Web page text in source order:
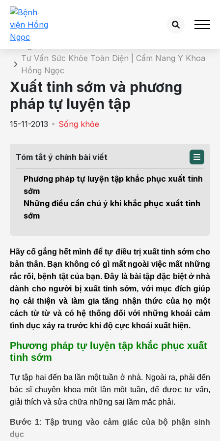
Chi tiết bài tư vấn
Tư Vấn Sức Khỏe Toàn Diện | Cẩm Nang Y Khoa
Hồng Ngọc
Xuất tinh sớm và phương
pháp tự luyện tập
15-11-2013 Sống khỏe
Tóm tắt ý chính bài viết
Phương pháp tự luyện tập khắc phục xuất tinh
sớm
Những điều cần chú ý khi khắc phục xuất tinh
sớm
Hãy cố gắng hết mình để tự điều trị xuất tinh sớm cho
bản thân. Bạn không có gì mất ngoài việc mất những
rắc rối, bệnh tật của bạn. Đây là bài tập đặc biệt ở nhà
dành cho người bị xuất tinh sớm, với mục đích giúp
họ cải thiện và làm gia tăng nhận thức của họ một
cách từ từ và có hệ thống đối với những khoái cảm
tình dục xảy ra trước khi độ cực khoái xuất hiện.
Phương pháp tự luyện tập khắc phục xuất
tinh sớm
Tự tập hai đến ba lần một tuần ở nhà. Ngoài ra, phải đến
bác sĩ chuyên khoa một lần một tuần, để được tư vấn,
giải thích và sửa chữa những sai lầm mắc phải.
Bước 1: Tập trung vào cảm giác của bộ phận sinh
dục